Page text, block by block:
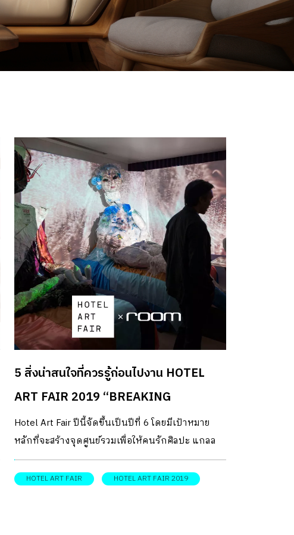
5 สิ่งน่าสนใจที่ควรรู้ก่อนไปงาน HOTEL
ART FAIR 2019 “BREAKING
BOUNDARIES”
Hotel Art Fair ปีนี้จัดขึ้นเป็นปีที่ 6 โดยมีเป้าหมาย
หลักที่จะสร้างจุดศูนย์รวมเพื่อให้คนรักศิลปะ แกลล
อรี่ ศิลปินและนักออกแบบ ทั้งต่างชาติและของไทย
รวมไปถึงนักสะสมผลงานศิลปะให้มาพบกันในห้องพัก
HOTEL ART FAIR HOTEL ART FAIR 2019